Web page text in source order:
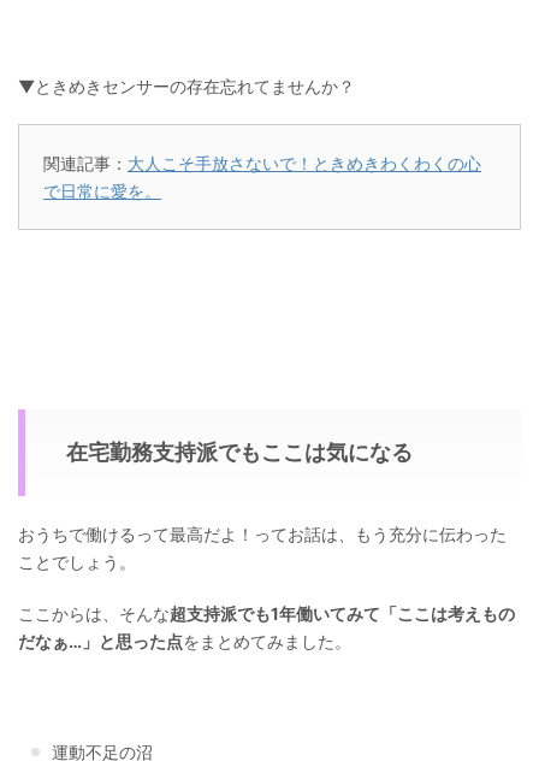
▼ときめきセンサーの存在忘れてませんか？
関連記事： 大人こそ手放さないで！ときめきわくわくの心
で日常に愛を。
在宅勤務支持派でもここは気になる
おうちで働けるって最高だよ！ってお話は、もう充分に伝わった
ことでしょう。
ここからは、そんな超支持派でも1年働いてみて「ここは考えもの
だなぁ…」と思った点をまとめてみました。
運動不足の沼